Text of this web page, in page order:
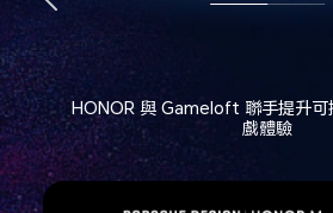
HONOR 與 Gameloft 聯手提升可
戲體驗